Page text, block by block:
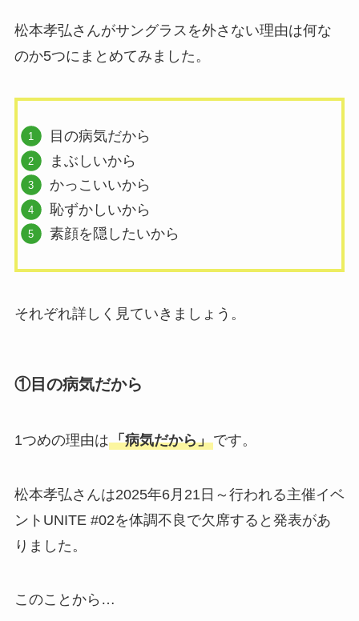
松本孝弘さんがサングラスを外さない理由は何な
のか5つにまとめてみました。
目の病気だから
まぶしいから
かっこいいから
恥ずかしいから
素顔を隠したいから
それぞれ詳しく見ていきましょう。
①目の病気だから
1つめの理由は「病気だから」です。
松本孝弘さんは2025年6月21日～行われる主催イベ
ントUNITE #02を体調不良で欠席すると発表があ
りました。
このことから…